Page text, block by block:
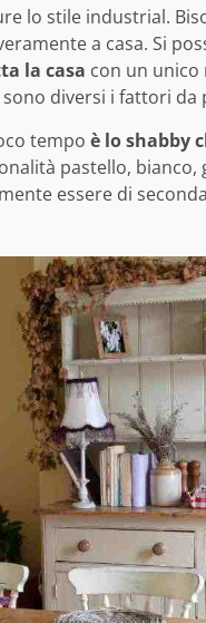
lo stile industrial.
a casa. Si
la casa con un
diversi i fattori
tempo è lo shabby
pastello,
essere di